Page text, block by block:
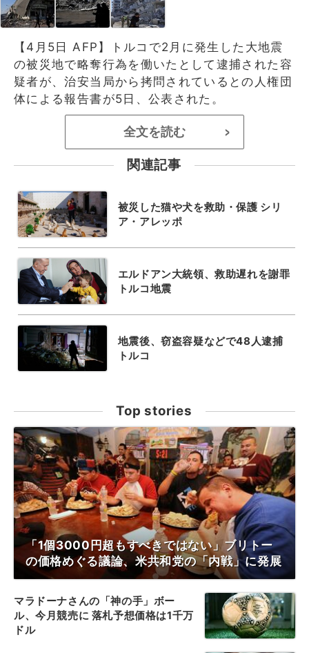
【4月5日 AFP】トルコで2月に発生した大地震
の被災地で略奪行為を働いたとして逮捕された容
疑者が、治安当局から拷問されているとの人権団
体による報告書が5日、公表された。
全文を読む >
関連記事
被災した猫や犬を救助・保護 シリ
ア・アレッポ
エルドアン大統領、救助遅れを謝罪
トルコ地震
地震後、窃盗容疑などで48人逮捕
トルコ
Top stories
「1個3000円超もすべきではない」ブリトー
の価格めぐる議論、米共和党の「内戦」に発展
マラドーナさんの「神の手」ボー
ル、今月競売に 落札予想価格は1千万
ドル